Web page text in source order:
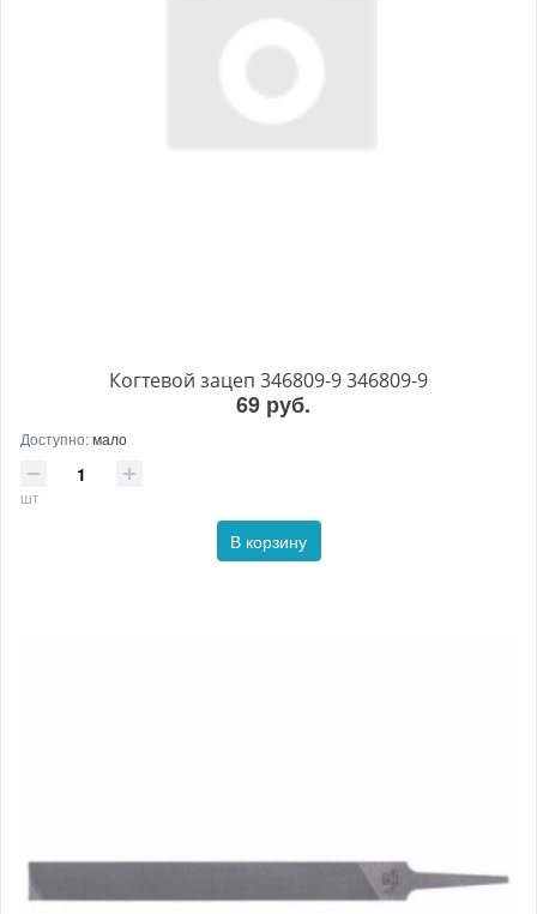
Когтевой зацеп 346809-9 346809-9
69 руб.
Доступно:мало
шт
В корзину